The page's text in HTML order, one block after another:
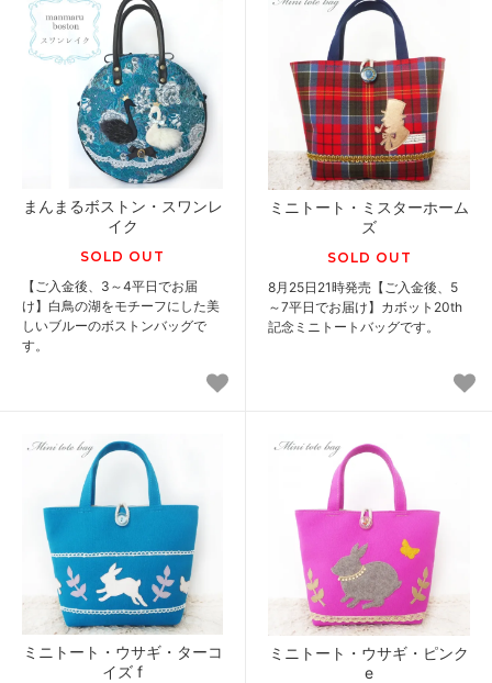
まんまるボストン・スワンレ
イク
SOLD OUT
【ご入金後、3～4平日でお届
け】白鳥の湖をモチーフにした美
しいブルーのボストンバッグで
す。
ミニトート・ミスターホーム
ズ
SOLD OUT
8月25日21時発売【ご入金後、5
～7平日でお届け】カボット20th
記念ミニトートバッグです。
ミニトート・ウサギ・ターコ
イズ f
ミニトート・ウサギ・ピンク
e